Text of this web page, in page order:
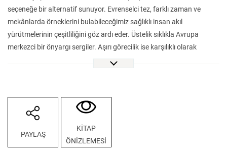
seçeneğe bir alternatif sunuyor. Evrenselci tez, farklı zaman ve
mekânlarda örneklerini bulabileceğimiz sağlıklı insan akıl
yürütmelerinin çeşitliliğini göz ardı eder. Üstelik sıklıkla Avrupa
merkezci bir önyargı sergiler. Aşırı görecilik ise karşılıklı olarak
anlaşılmaz evrenlerde olduğumuz sonucuna varma tehlikesiyle yüz
anlam gibi ikilikler eleştirel olarak incelenmedikçe bahsettiğimiz
problemler daha da derinleşir. Felsefeden bilişsel bilimlere birçok
disiplinden beslenen bu kitap, rasyonel dediğimiz şeylerin
heterojenliğine dair hem kadim (özellikle Yunan ve Çin) hem de
modern toplumların bizlere neler öğretebileceğini araştırıyor.
PAYLAŞ
KİTAP
ÖNİZLEMESİ